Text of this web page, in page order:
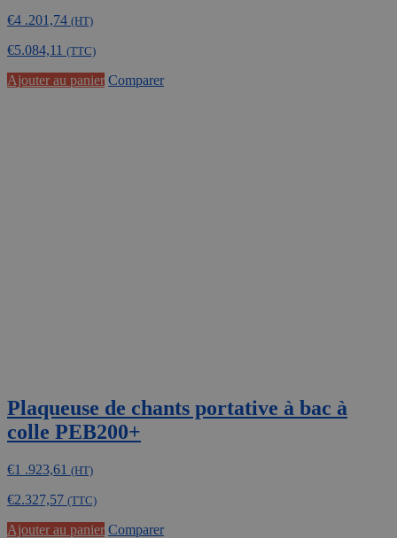
€4 .201,74 (HT)
€5.084,11 (TTC)
Ajouter au panier Comparer
Plaqueuse de chants portative à bac à
colle PEB200+
€1 .923,61 (HT)
€2.327,57 (TTC)
Ajouter au panier Comparer